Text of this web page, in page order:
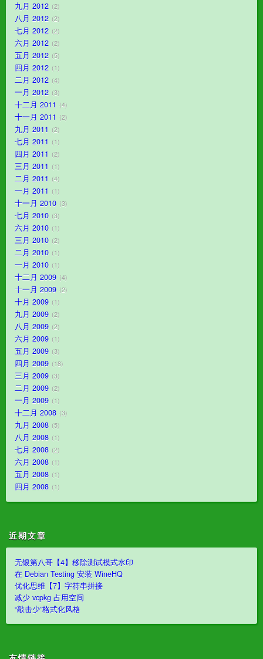
九月 2012 2
八月 2012 2
七月 2012 2
六月 2012 2
五月 2012 5
四月 2012 1
二月 2012 4
一月 2012 3
十二月 2011 4
十一月 2011 2
九月 2011 2
七月 2011 1
四月 2011 2
三月 2011 1
二月 2011 4
一月 2011 1
十一月 2010 3
七月 2010 3
六月 2010 1
三月 2010 2
二月 2010 1
一月 2010 1
十二月 2009 4
十一月 2009 2
十月 2009 1
九月 2009 2
八月 2009 2
六月 2009 1
五月 2009 3
四月 2009 18
三月 2009 3
二月 2009 2
一月 2009 1
十二月 2008 3
九月 2008 5
八月 2008 1
七月 2008 2
六月 2008 1
五月 2008 1
四月 2008 1
近期文章
无银第八哥【4】移除测试模式水印
在 Debian Testing 安装 WineHQ
优化思维【7】字符串拼接
减少 vcpkg 占用空间
“敲击少”格式化风格